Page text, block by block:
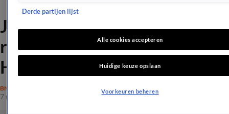
Jeroen van der Boom
reageert op exit Rachel
Hazes
BN'ERS
7 mrt 2025, 12:42
Derde partijen lijst
Alle cookies accepteren
Huidige keuze opslaan
Voorkeuren beheren